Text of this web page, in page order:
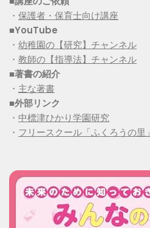
・ 保護者・保育士向け講座
■YouTube
・ 幼稚園の【研究】チャンネル
・ 教師の【指導法】チャンネル
■著書の紹介
・ 主な著書
■外部リンク
・ 中標津ひかり学園研究
・ フリースクール「ふくろうの里」